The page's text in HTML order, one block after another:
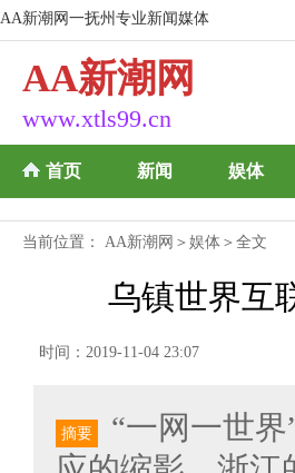
AA新潮网一抚州专业新闻媒体
AA新潮网
www.xtls99.cn
首页 新闻 娱体
当前位置： AA新潮网 ＞ 娱体 ＞全文
乌镇世界互
时间：2019-11-04 23:07
摘要
“一网一世